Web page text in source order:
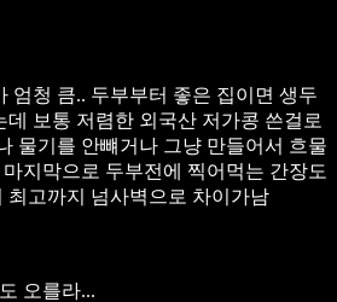
엄청 큼.. 두부부터 좋은 집이면 생두
데 보통 저렴한 외국산 저가콩 쓴걸로
물기를 안뺴거나 그냥 만들어서 흐물
마지막으로 두부전에 찍어먹는 간장도
고까지
넘사벽으로 차이가남
오를라...